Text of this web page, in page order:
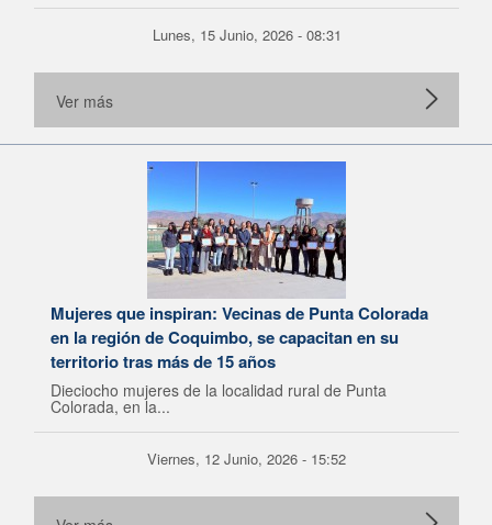
Lunes, 15 Junio, 2026 - 08:31
Ver más
Mujeres que inspiran: Vecinas de Punta Colorada
en la región de Coquimbo, se capacitan en su
territorio tras más de 15 años
Dieciocho mujeres de la localidad rural de Punta
Colorada, en la...
Viernes, 12 Junio, 2026 - 15:52